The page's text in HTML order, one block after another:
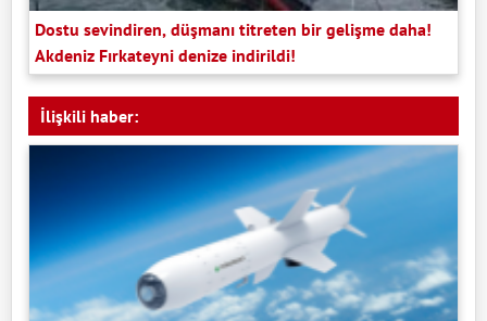
Dostu sevindiren, düşmanı titreten bir gelişme daha!
Akdeniz Fırkateyni denize indirildi!
İlişkili haber: